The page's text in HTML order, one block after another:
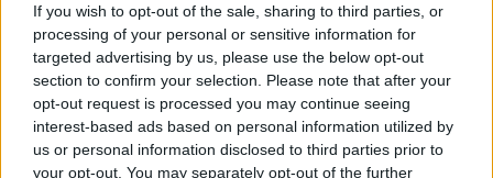
If you wish to opt-out of the sale, sharing to third parties, or
processing of your personal or sensitive information for
targeted advertising by us, please use the below opt-out
section to confirm your selection. Please note that after your
opt-out request is processed you may continue seeing
interest-based ads based on personal information utilized by
us or personal information disclosed to third parties prior to
your opt-out. You may separately opt-out of the further
τα Social Media. Κυκλοφορεί κατά καιρούς στα
μέσα η φράση «Προτού διαγνώσεις στον εαυτό
σου κατάθλιψη ή χαμηλή αυτοεκτίμηση,
βεβαιώσου ότι δεν περιβάλλεσαι από μαλάκες».